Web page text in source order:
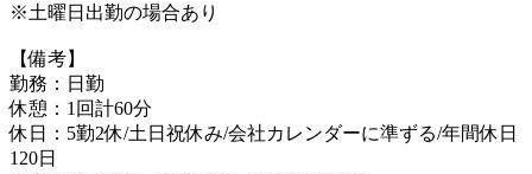
※土曜日出勤の場合あり
【備考】
勤務：日勤
休憩：1回計60分
休日：5勤2休/土日祝休み/会社カレンダーに準ずる/年間休日
120日